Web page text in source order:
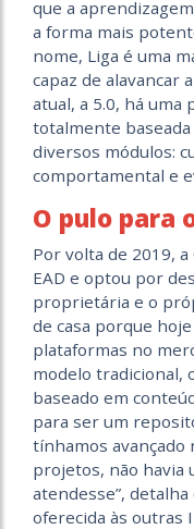
que a
a forma mais
nome, Liga é uma
capaz de alavancar
atual, a 5.0, há
totalmente
diversos módulos:
comportamental e
O pulo para
Por volta de 2019,
EAD e optou por
proprietária e o
de casa porque
plataformas no
modelo tradicional,
baseado em
para ser um
tínhamos avançado
projetos, não havia
atendesse”, detalha
oferecida às outras